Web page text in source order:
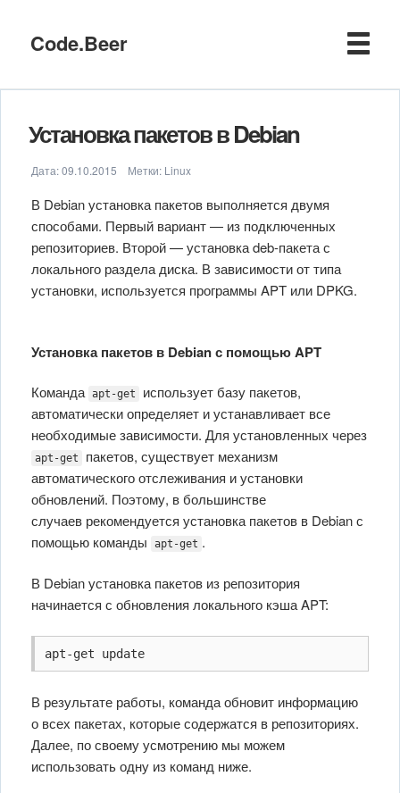
Code.Beer
Установка пакетов в Debian
Дата:09.10.2015 Метки: Linux
В Debian установка пакетов выполняется двумя
способами. Первый вариант — из подключенных
репозиториев. Второй — установка deb-пакета с
локального раздела диска. В зависимости от типа
установки, используется программы APT или DPKG.
Установка пакетов в Debian с помощью APT
Команда apt-get
использует базу пакетов,
автоматически определяет и устанавливает все
необходимые зависимости. Для установленных через
apt-get
пакетов, существует механизм
автоматического отслеживания и установки
обновлений. Поэтому, в большинстве
случаев рекомендуется установка пакетов в Debian с
помощью команды
apt-get .
В Debian установка пакетов из репозитория
начинается с обновления локального кэша APT:
apt-get update
В результате работы, команда обновит информацию
о всех пакетах, которые содержатся в репозиториях.
Далее, по своему усмотрению мы можем
использовать одну из команд ниже.